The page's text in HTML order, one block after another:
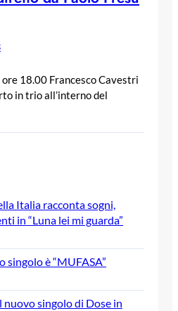
18.00 Francesco Cavestri
in trio all’interno del
Italia racconta sogni,
in “Luna lei mi guarda”
singolo è “MUFASA”
nuovo singolo di Dose in